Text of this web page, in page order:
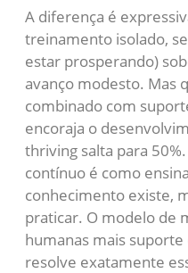
A diferença é
treinamento isolado,
estar prosperando)
avanço modesto. Mas
combinado com
encoraja o
thriving salta para
contínuo é como
conhecimento existe,
praticar. O modelo de
humanas mais
resolve exatamente